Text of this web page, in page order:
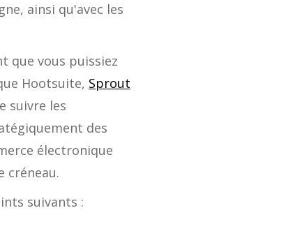
ainsi qu'avec les
que vous puissiez
Hootsuite, Sprout
suivre les
des
électronique
créneau.
suivants :